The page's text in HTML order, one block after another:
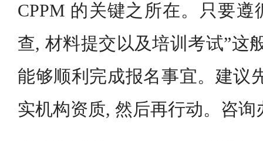
CPPM 的关键之所在。只要遵
查, 材料提交以及培训考试”这
能够顺利完成报名事宜。建议
实机构资质, 然后再行动。咨询